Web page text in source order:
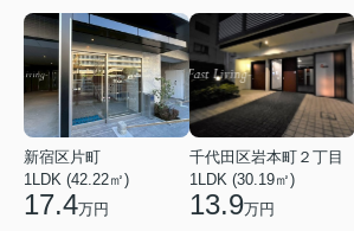
新宿区片町
1LDK (42.22㎡)
17.4万円
千代田区岩本町２丁目
1LDK (30.19㎡)
13.9万円